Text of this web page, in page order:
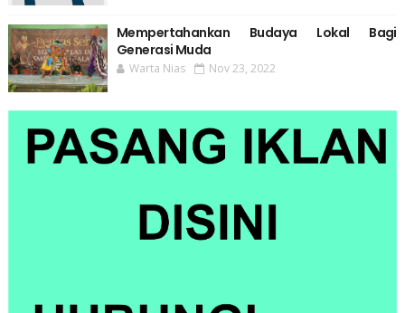
Mempertahankan Budaya Lokal Bagi
Generasi Muda
Warta Nias Nov 23, 2022